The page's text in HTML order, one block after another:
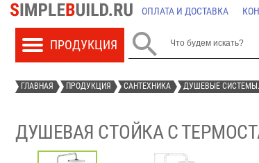
ОПЛАТА И ДОСТАВКА

ГЛАВНАЯ ПРОДУКЦИЯ САНТЕХНИКА ДУШЕВЫЕ
ДУШЕВАЯ СТОЙКА С